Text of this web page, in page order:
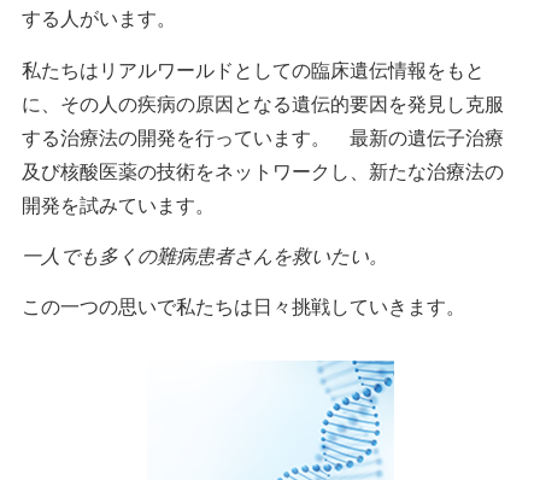
する人がいます。
私たちはリアルワールドとしての臨床遺伝情報をもと
に、その人の疾病の原因となる遺伝的要因を発見し克服
する治療法の開発を行っています。 最新の遺伝子治療
及び核酸医薬の技術をネットワークし、新たな治療法の
開発を試みています。
一人でも多くの難病患者さんを救いたい。
この一つの思いで私たちは日々挑戦していきます。